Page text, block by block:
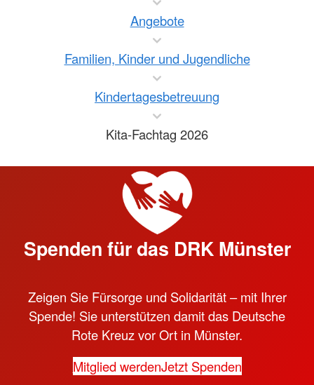
Angebote
Familien, Kinder und Jugendliche
Kindertagesbetreuung
Kita-Fachtag 2026
Spenden für das DRK Münster
Zeigen Sie Fürsorge und Solidarität – mit Ihrer
Spende! Sie unterstützen damit das Deutsche
Rote Kreuz vor Ort in Münster.
Mitglied werdenJetzt Spenden